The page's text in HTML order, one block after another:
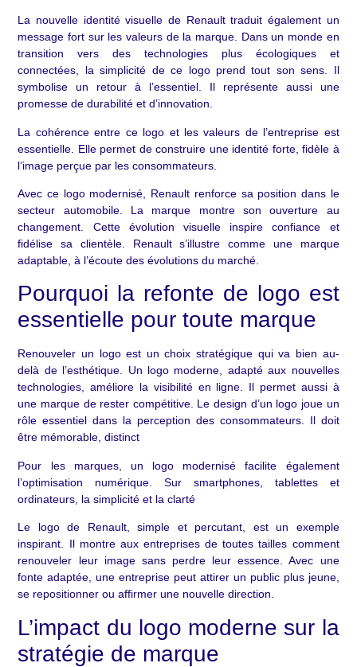
La nouvelle identité visuelle de Renault traduit également un
message fort sur les valeurs de la marque. Dans un monde en
transition vers des technologies plus écologiques et
connectées, la simplicité de ce logo prend tout son sens. Il
symbolise un retour à l’essentiel. Il représente aussi une
promesse de durabilité et d’innovation.
La cohérence entre ce logo et les valeurs de l’entreprise est
essentielle. Elle permet de construire une identité forte, fidèle à
l’image perçue par les consommateurs.
Avec ce logo modernisé, Renault renforce sa position dans le
secteur automobile. La marque montre son ouverture au
changement. Cette évolution visuelle inspire confiance et
fidélise sa clientèle. Renault s’illustre comme une marque
adaptable, à l’écoute des évolutions du marché.
Pourquoi la refonte de logo est
essentielle pour toute marque
Renouveler un logo est un choix stratégique qui va bien au-
delà de l’esthétique. Un logo moderne, adapté aux nouvelles
technologies, améliore la visibilité en ligne. Il permet aussi à
une marque de rester compétitive. Le design d’un logo joue un
rôle essentiel dans la perception des consommateurs. Il doit
être mémorable, distinct
Pour les marques, un logo modernisé facilite également
l’optimisation numérique. Sur smartphones, tablettes et
ordinateurs, la simplicité et la clarté
Le logo de Renault, simple et percutant, est un exemple
inspirant. Il montre aux entreprises de toutes tailles comment
renouveler leur image sans perdre leur essence. Avec une
fonte adaptée, une entreprise peut attirer un public plus jeune,
se repositionner ou affirmer une nouvelle direction.
L’impact du logo moderne sur la
stratégie de marque